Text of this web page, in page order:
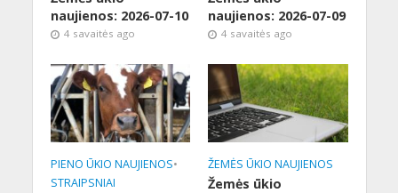
naujienos: 2026-07-10
4 savaitės ago
naujienos: 2026-07-09
4 savaitės ago
PIENO ŪKIO NAUJIENOS•
STRAIPSNIAI
ŽEMĖS ŪKIO NAUJIENOS
Žemės ūkio